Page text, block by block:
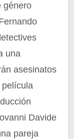
género
una
asesinatos
película
Davide
pareja